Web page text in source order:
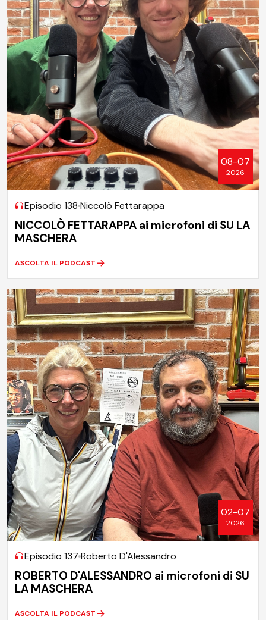
08-07
2026
Episodio 138 Niccolò Fettarappa
NICCOLÒ FETTARAPPA ai microfoni di SU LA
MASCHERA
ASCOLTA IL PODCAST
02-07
2026
Episodio 137 Roberto D'Alessandro
ROBERTO D'ALESSANDRO ai microfoni di SU
LA MASCHERA
ASCOLTA IL PODCAST